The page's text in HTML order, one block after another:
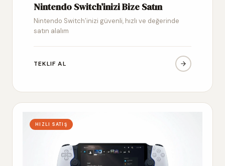
Nintendo Switch’inizi Bize Satın
Nintendo Switch’inizi güvenli, hızlı ve değerinde
satın alalım
TEKLIF AL
HIZLI SATIŞ